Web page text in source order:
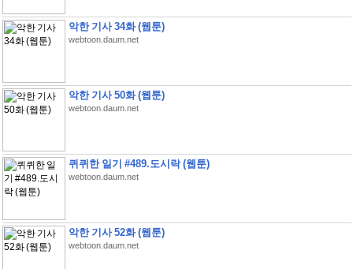
악한 기사 34화 (웹툰)
webtoon.daum.net
악한 기사 50화 (웹툰)
webtoon.daum.net
퀴퀴한 일기 #489.도시락 (웹툰)
webtoon.daum.net
악한 기사 52화 (웹툰)
webtoon.daum.net